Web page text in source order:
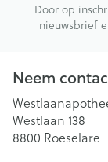
Door op
nieuwsbrief
Neem
Westlaan 138
8800 Roeselare